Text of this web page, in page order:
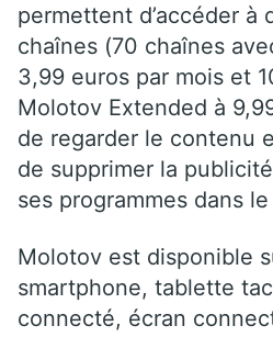
permettent d’accéder à
chaînes (70 chaînes
3,99 euros par mois et
Molotov Extended à
de regarder le contenu
de supprimer la
ses programmes dans
Molotov est disponible
smartphone, tablette
connecté, écran